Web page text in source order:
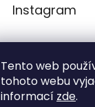
Tento web
tohoto webu
informací zde.
Instagram